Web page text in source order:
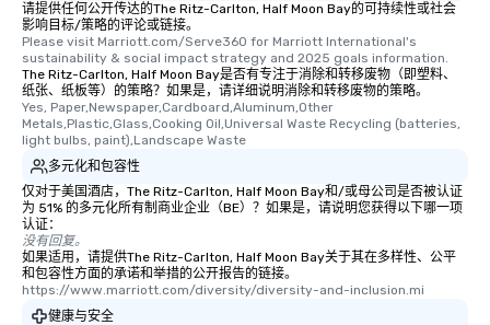
请提供任何公开传达的The Ritz-Carlton, Half Moon Bay的可持续性或社会
影响目标/策略的评论或链接。
Please visit Marriott.com/Serve360 for Marriott International's
sustainability & social impact strategy and 2025 goals information.
The Ritz-Carlton, Half Moon Bay是否有专注于消除和转移废物（即塑料、
纸张、纸板等）的策略？如果是，请详细说明消除和转移废物的策略。
Yes, Paper,Newspaper,Cardboard,Aluminum,Other
Metals,Plastic,Glass,Cooking Oil,Universal Waste Recycling (batteries,
light bulbs, paint),Landscape Waste
多元化和包容性
仅对于美国酒店，The Ritz-Carlton, Half Moon Bay和/或母公司是否被认证
为 51% 的多元化所有制商业企业（BE）？如果是，请说明您获得以下哪一项
认证：
没有回复。
如果适用，请提供The Ritz-Carlton, Half Moon Bay关于其在多样性、公平
和包容性方面的承诺和举措的公开报告的链接。
https://www.marriott.com/diversity/diversity-and-inclusion.mi
健康与安全